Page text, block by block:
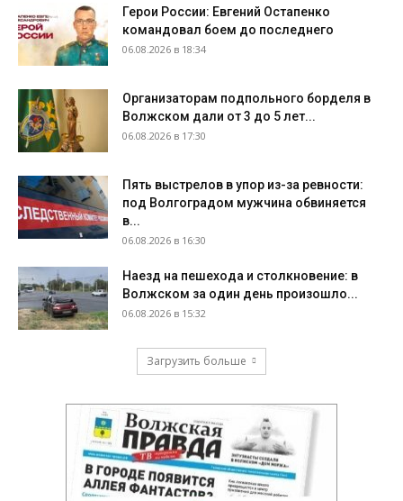
Герои России: Евгений Остапенко
командовал боем до последнего
06.08.2026 в 18:34
Организаторам подпольного борделя в
Волжском дали от 3 до 5 лет...
06.08.2026 в 17:30
Пять выстрелов в упор из-за ревности:
под Волгоградом мужчина обвиняется
в...
06.08.2026 в 16:30
Наезд на пешехода и столкновение: в
Волжском за один день произошло...
06.08.2026 в 15:32
Загрузить больше